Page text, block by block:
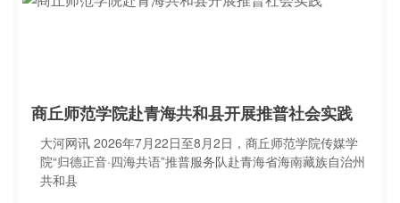
商丘师范学院赴青海共和县开展推普社会实践
大河网讯 2026年7月22日至8月2日，商丘师范学院传媒学
院“归德正音·四海共语”推普服务队赴青海省海南藏族自治州
共和县